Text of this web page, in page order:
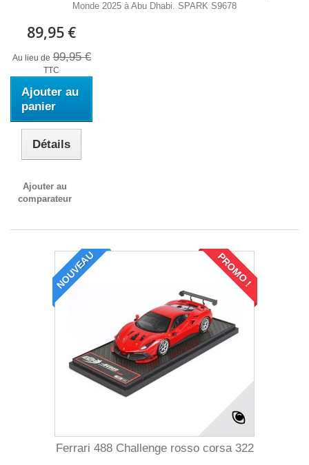
Monde 2025 à Abu Dhabi. SPARK S9678
89,95 €
Au lieu de 99,95 €
TTC
Ajouter au
panier
Détails
Ajouter au
comparateur
NOUVEAU PROMO !
Ferrari 488 Challenge rosso corsa 322